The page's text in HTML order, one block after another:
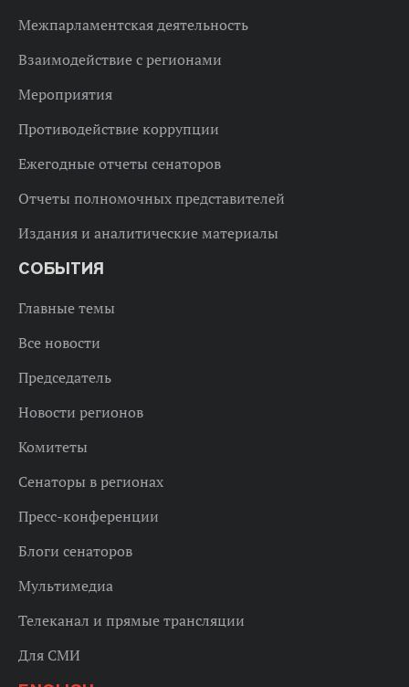
Межпарламентская деятельность
Взаимодействие с регионами
Мероприятия
Противодействие коррупции
Ежегодные отчеты сенаторов
Отчеты полномочных представителей
Издания и аналитические материалы
СОБЫТИЯ
Главные темы
Все новости
Председатель
Новости регионов
Комитеты
Сенаторы в регионах
Пресс-конференции
Блоги сенаторов
Мультимедиа
Телеканал и прямые трансляции
Для СМИ